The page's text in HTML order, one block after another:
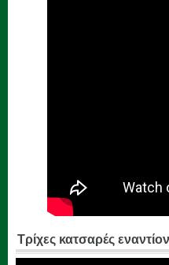
Τρίχες κατσαρές